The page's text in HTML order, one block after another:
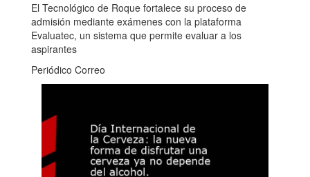
El Tecnológico de Roque fortalece su proceso de
admisión mediante exámenes con la plataforma
Evaluatec, un sistema que permite evaluar a los
aspirantes
Periódico Correo